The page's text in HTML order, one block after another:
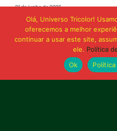
21 de junho de 2026
Sampaio é superado
e buscará reação em
Olá, Universo Tricolor!
oferecemos a melhor
continuar a usar este site,
ele. Política
Ok